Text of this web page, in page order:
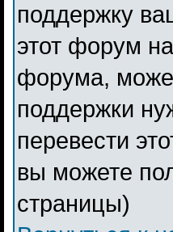
поддержку
этот форум
форума,
поддержки
перевести
вы можете
страницы)